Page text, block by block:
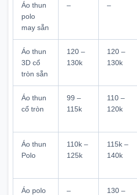
Áo thun
polo
may sẵn
– –
Áo thun
3D cổ
tròn sẵn
120 –
130k
120 –
130k
Áo thun
cổ tròn
99 –
115k
110 –
120k
Áo thun
Polo
110k –
125k
115k –
140k
Áo polo – 130 –